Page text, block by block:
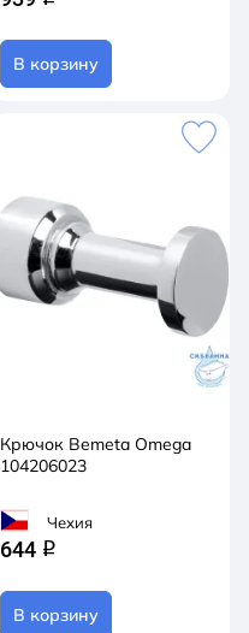
В корзину
Крючок Bemeta Omega
104206023
Чехия
644 q
В корзину